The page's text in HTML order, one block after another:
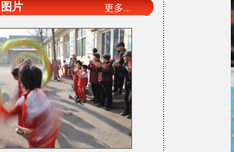
图片 更多...